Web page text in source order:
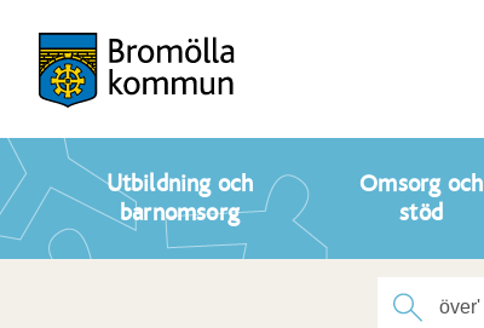
Utbildning och
barnomsorg
Omsorg och
stöd